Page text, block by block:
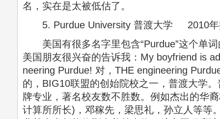
名，实在是太被低估了。
5. Purdue University 普渡大学 2010年
美国有很多名字里包含“Purdue”这个单词
美国朋友很兴奋的告诉我：My boyfriend is
neering Purdue! 对，THE engineering
的，BIG10联盟的创始院校之一，普渡大学
牌专业，著名校友数不胜数。例如杰出的华
计算所所长)，邓稼先，梁思礼，孙立人等等